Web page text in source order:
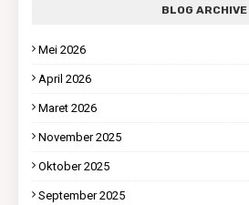
BLOG ARCHIVE
Mei 2026
April 2026
Maret 2026
November 2025
Oktober 2025
September 2025